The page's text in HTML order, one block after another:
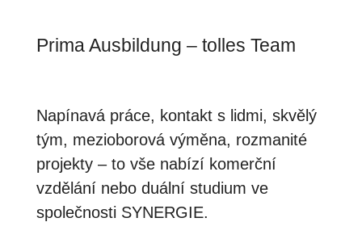
Prima Ausbildung – tolles Team
Napínavá práce, kontakt s lidmi, skvělý
tým, mezioborová výměna, rozmanité
projekty – to vše nabízí komerční
vzdělání nebo duální studium ve
společnosti SYNERGIE.